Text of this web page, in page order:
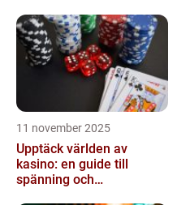
11 november 2025
Upptäck världen av
kasino: en guide till
spänning och